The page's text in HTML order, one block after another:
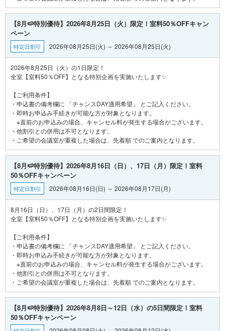
【8月🍉特別優待】2026年8月25日（火）限定！室料50％OFFキャン
ペーン
特定日割引 2026年08月25日(火) ～ 2026年08月25日(火)
2026年8月25日（火）の1日限定！
全室【室料50％OFF】となる特別企画を実施いたします✨
【ご利用条件】
・申込書の備考欄に 「チャンスDAY適用希望」 とご記入ください。
・即時お申込み手続きが可能な方が対象となります。
※直前のお申込みの場合、キャンセル料が発生する場合がございます。
・他割引との併用は不可となります。
【8月🍉特別優待】2026年8月16日（日）、17日（月）限定！室料
50％OFFキャンペーン
特定日割引 2026年08月16日(日) ～ 2026年08月17日(月)
8月16日（日）、17日（月）の2日間限定！
全室【室料50％OFF】となる特別企画を実施いたします✨
【ご利用条件】
・申込書の備考欄に 「チャンスDAY適用希望」 とご記入ください。
・即時お申込み手続きが可能な方が対象となります。
※直前のお申込みの場合、キャンセル料が発生する場合がございます。
・他割引との併用は不可となります。
【8月🍉特別優待】2026年8月8日～12日（水）の5日間限定！室料
50％OFFキャンペーン